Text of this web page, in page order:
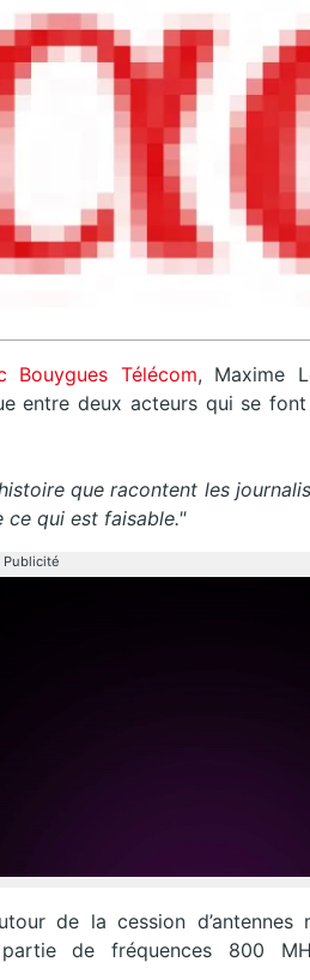
Bouygues Télécom, Maxime
entre deux acteurs qui se
que racontent les
qui est faisable."
Publicité
de la cession d’antennes
de fréquences 800